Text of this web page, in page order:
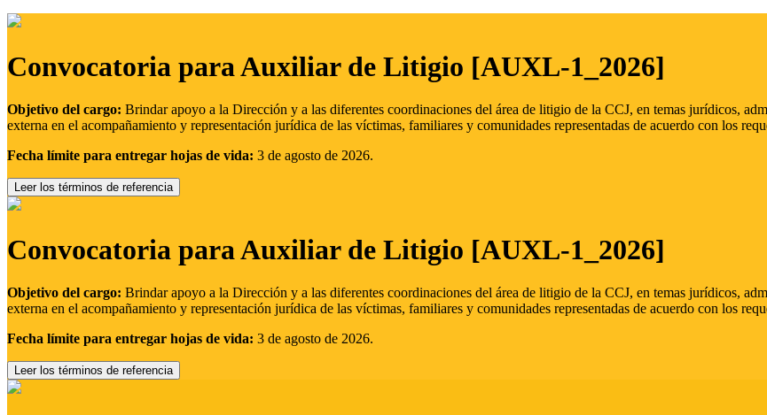
Convocatoria para Auxiliar de Litigio [AUXL-1_2026]
Objetivo del cargo: Brindar apoyo a la Dirección y a las diferentes coordinaciones del área de litigio de la CCJ, en temas jurídicos,
externa en el acompañamiento y representación jurídica de las víctimas, familiares y comunidades representadas de acuerdo con los
Fecha límite para entregar hojas de vida: 3 de agosto de 2026.
Leer los términos de referencia
Convocatoria para Auxiliar de Litigio [AUXL-1_2026]
Objetivo del cargo: Brindar apoyo a la Dirección y a las diferentes coordinaciones del área de litigio de la CCJ, en temas jurídicos,
externa en el acompañamiento y representación jurídica de las víctimas, familiares y comunidades representadas de acuerdo con los
Fecha límite para entregar hojas de vida: 3 de agosto de 2026.
Leer los términos de referencia